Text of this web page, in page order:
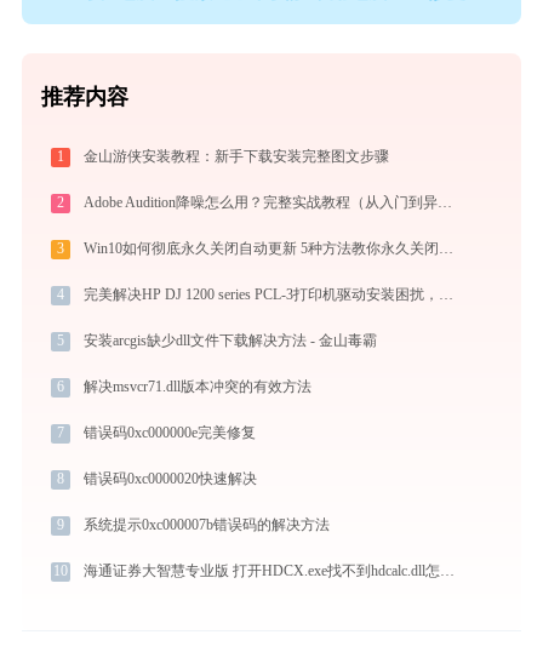
推荐内容
1 金山游侠安装教程：新手下载安装完整图文步骤
2 Adobe Audition降噪怎么用？完整实战教程（从入门到异常排查）
3 Win10如何彻底永久关闭自动更新 5种方法教你永久关闭win10自动更新
4 完美解决HP DJ 1200 series PCL-3打印机驱动安装困扰，全面下载安装教程
5 安装arcgis缺少dll文件下载解决方法 - 金山毒霸
6 解决msvcr71.dll版本冲突的有效方法
7 错误码0xc000000e完美修复
8 错误码0xc0000020快速解决
9 系统提示0xc000007b错误码的解决方法
10 海通证券大智慧专业版 打开HDCX.exe找不到hdcalc.dll怎么办